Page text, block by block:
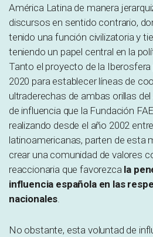
América Latina de manera
discursos en sentido contrario,
tenido una función civilizatoria y
teniendo un papel central en la
Tanto el proyecto de la
2020 para establecer líneas de
ultraderechas de ambas orillas
de influencia que la Fundación
realizando desde el año 2002
latinoamericanas, parten de esta
crear una comunidad de valores
reaccionaria que favorezca la
influencia española en las
nacionales.
No obstante, esta voluntad de